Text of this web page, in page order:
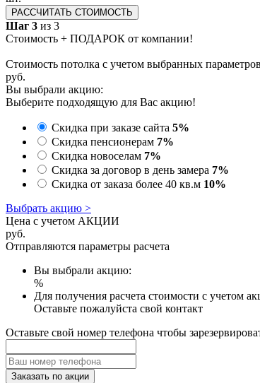
РАССЧИТАТЬ СТОИМОСТЬ
Шаг 3 из 3
Стоимость + ПОДАРОК от компании!
Стоимость потолка с учетом выбранных параметров
руб.
Вы выбрали акцию:
Выберите подходящую для Вас акцию!
Скидка при заказе сайта 5%
Скидка пенсионерам 7%
Скидка новоселам 7%
Скидка за договор в день замера 7%
Скидка от заказа более 40 кв.м 10%
Выбрать акцию >
Цена с учетом АКЦИИ
руб.
Отправляются параметры расчета
Вы выбрали акцию:
%
Для получения расчета стоимости с учетом
Оставьте пожалуйста свой контакт
Оставьте свой номер телефона чтобы
Заказать по акции